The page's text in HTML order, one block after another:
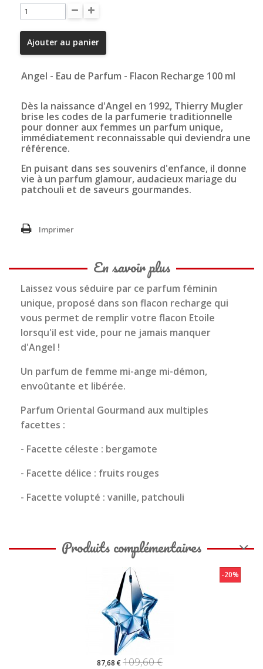
Ajouter au panier
Angel - Eau de Parfum - Flacon Recharge 100 ml
Dès la naissance d'Angel en 1992, Thierry Mugler
brise les codes de la parfumerie traditionnelle
pour donner aux femmes un parfum unique,
immédiatement reconnaissable qui deviendra une
référence.
En puisant dans ses souvenirs d'enfance, il donne
vie à un parfum glamour, audacieux mariage du
patchouli et de saveurs gourmandes.
Imprimer
En savoir plus
Laissez vous séduire par ce parfum féminin
unique, proposé dans son flacon recharge qui
vous permet de remplir votre flacon Etoile
lorsqu'il est vide, pour ne jamais manquer
d'Angel !
Un parfum de femme mi-ange mi-démon,
envoûtante et libérée.
Parfum Oriental Gourmand aux multiples
facettes :
- Facette céleste : bergamote
- Facette délice : fruits rouges
- Facette volupté : vanille, patchouli
Produits complémentaires
87,68 € 109,60 €
-20%